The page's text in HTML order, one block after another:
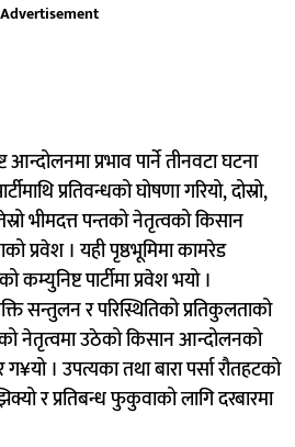
Advertisement
प्रभाव पार्ने तीनवटा घटना
प्रतिवन्धको घोषणा गरियो, दोस्रो,
भीमदत्त पन्तको नेतृत्वको किसान
प्रवेश । यही पृष्ठभूमिमा कामरेड
पार्टीमा प्रवेश भयो ।
सन्तुलन र परिस्थितिको प्रतिकुलताको
नेतृत्वमा उठेको किसान आन्दोलनको
ग¥यो । उपत्यका तथा बारा पर्सा रौतहटको
र प्रतिबन्ध फुकुवाको लागि दरबारमा